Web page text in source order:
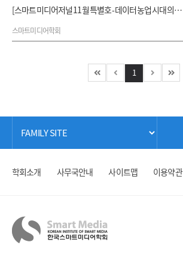
[스마트미디어저널 11월 특별호 - 데이터 농업 시대의…
스마트미디어학회
1
학회소개 사무국안내 사이트맵 이용약관